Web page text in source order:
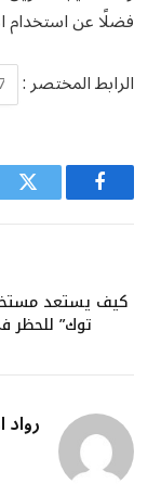
فضلًا عن استخدام
الرابط المختصر :
فيسبوك
كيف يستعد
توك” للحظر
رواد